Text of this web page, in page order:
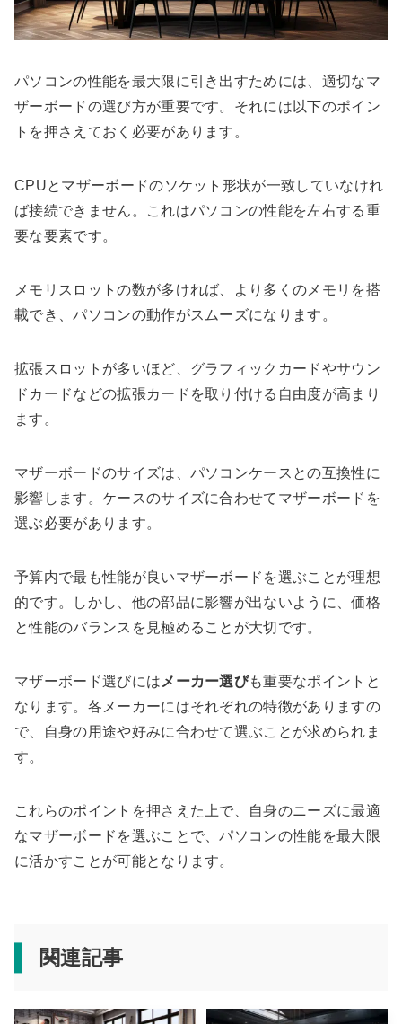
パソコンの性能を最大限に引き出すためには、適切なマ
ザーボードの選び方が重要です。それには以下のポイン
トを押さえておく必要があります。
CPUとマザーボードのソケット形状が一致していなけれ
ば接続できません。これはパソコンの性能を左右する重
要な要素です。
メモリスロットの数が多ければ、より多くのメモリを搭
載でき、パソコンの動作がスムーズになります。
拡張スロットが多いほど、グラフィックカードやサウン
ドカードなどの拡張カードを取り付ける自由度が高まり
ます。
マザーボードのサイズは、パソコンケースとの互換性に
影響します。ケースのサイズに合わせてマザーボードを
選ぶ必要があります。
予算内で最も性能が良いマザーボードを選ぶことが理想
的です。しかし、他の部品に影響が出ないように、価格
と性能のバランスを見極めることが大切です。
マザーボード選びにはメーカー選びも重要なポイントと
なります。各メーカーにはそれぞれの特徴がありますの
で、自身の用途や好みに合わせて選ぶことが求められま
す。
これらのポイントを押さえた上で、自身のニーズに最適
なマザーボードを選ぶことで、パソコンの性能を最大限
に活かすことが可能となります。
関連記事